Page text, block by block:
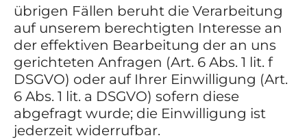
übrigen Fällen beruht die Verarbeitung
auf unserem berechtigten Interesse an
der effektiven Bearbeitung der an uns
gerichteten Anfragen (Art. 6 Abs. 1 lit. f
DSGVO) oder auf Ihrer Einwilligung (Art.
6 Abs. 1 lit. a DSGVO) sofern diese
abgefragt wurde; die Einwilligung ist
jederzeit widerrufbar.